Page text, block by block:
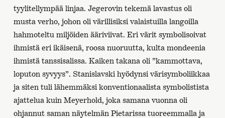
tyylitellympää linjaa. Jegerovin tekemä lavastus oli
musta verho, johon oli värillisiksi valaistuilla langoilla
hahmoteltu miljöiden ääriviivat. Eri värit symbolisoivat
ihmistä eri ikäisenä, roosa nuoruutta, kulta mondeenia
ihmistä tanssisalissa. Kaiken takana oli ”kammottava,
loputon syvyys”. Stanislavski hyödynsi värisymboliikkaa
ja siten tuli lähemmäksi konventionaalista symbolistista
ajattelua kuin Meyerhold, joka samana vuonna oli
ohjannut saman näytelmän Pietarissa tuoreemmalla ja